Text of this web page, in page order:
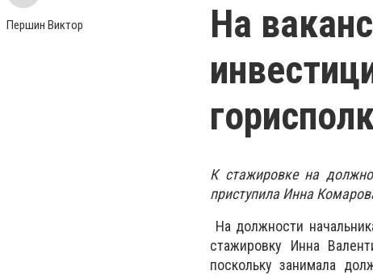
Першин Виктор
На
К стажировке на
приступила Инна
На должности
стажировку Инна
поскольку занимала